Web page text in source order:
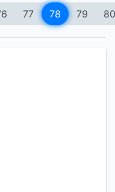
77 78 79 80